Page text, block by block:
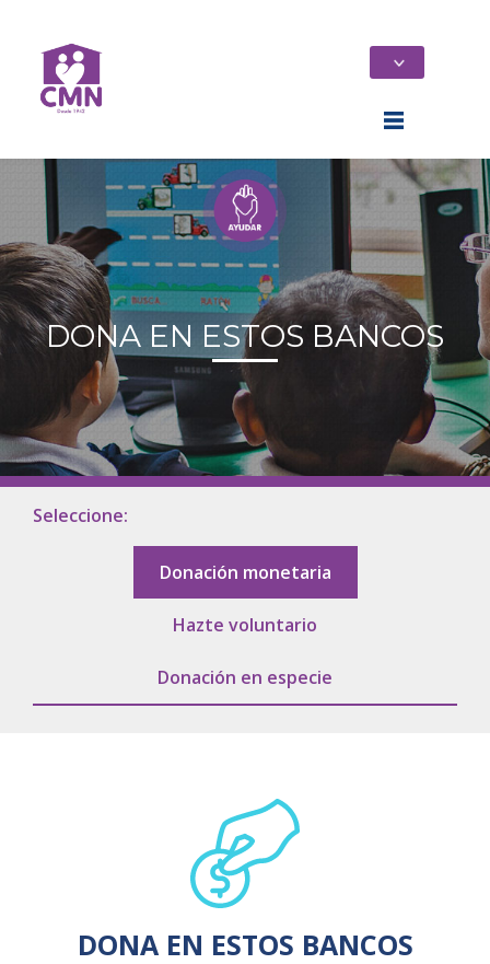
Home
Quiénes Somos
Cambiamos Vidas /
Adopciones
Apoyo en tu Embarazo
Galería de Nuestra Casa
Nuestros Colaboradores
Entérate
DONA EN ESTOS BANCOS
Seleccione:
Donación monetaria
Hazte voluntario
Donación en especie
DONA EN ESTOS BANCOS